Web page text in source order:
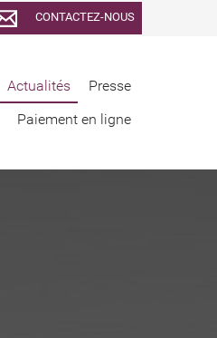
Actualités
Presse
Paiement en ligne
CONTACTEZ-NOUS